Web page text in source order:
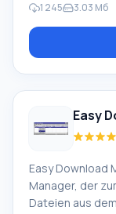
Sharing-
später mit
Funktion von
1 245 3.03 Мб
Easy
Easy Download
Manager, der
Dateien aus